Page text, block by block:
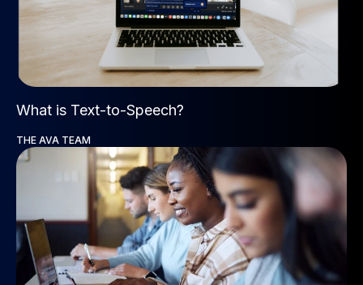
What is Text-to-Speech?
THE AVA TEAM